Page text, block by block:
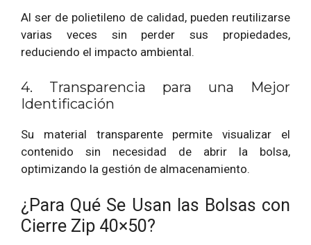
Al ser de polietileno de calidad, pueden reutilizarse
varias veces sin perder sus propiedades,
reduciendo el impacto ambiental.
4. Transparencia para una Mejor
Identificación
Su material transparente permite visualizar el
contenido sin necesidad de abrir la bolsa,
optimizando la gestión de almacenamiento.
¿Para Qué Se Usan las Bolsas con
Cierre Zip 40×50?